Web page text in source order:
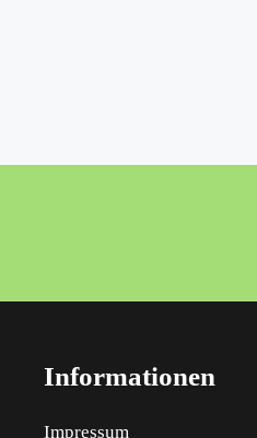
Informationen
Impressum